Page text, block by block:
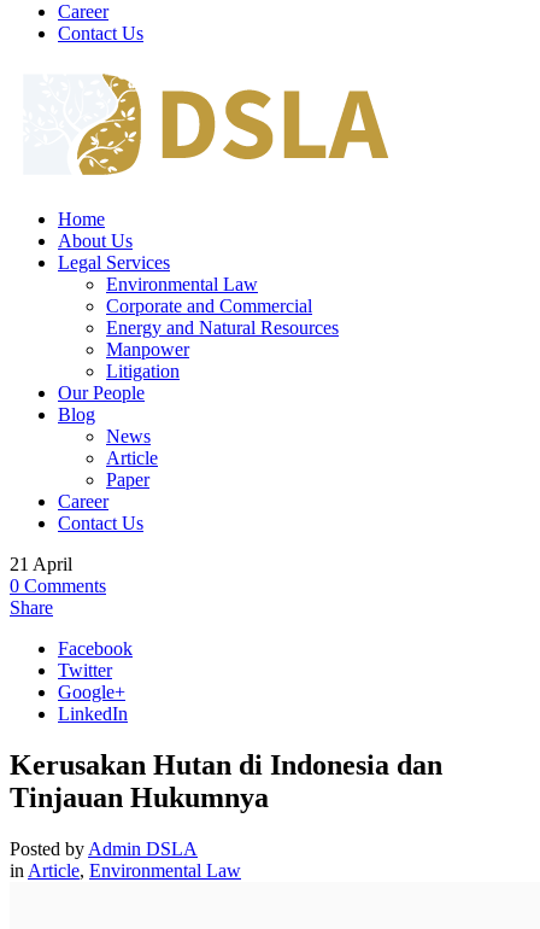
Career
Contact Us
Home
About Us
Legal Services
Environmental Law
Corporate and Commercial
Energy and Natural Resources
Manpower
Litigation
Our People
Blog
News
Article
Paper
Career
Contact Us
21 April
0 Comments
Share
Facebook
Twitter
Google+
LinkedIn
Kerusakan Hutan di Indonesia dan
Tinjauan Hukumnya
Posted by Admin DSLA
in Article, Environmental Law